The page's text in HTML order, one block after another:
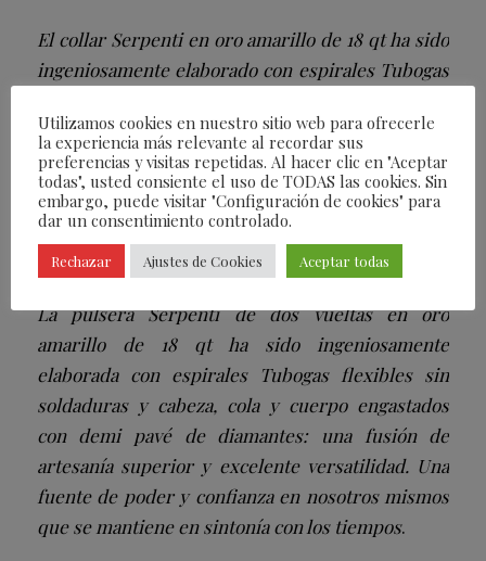
El collar Serpenti en oro amarillo de 18 qt ha sido
ingeniosamente elaborado con espirales Tubogas
engastados con pavé de diamantes: una fusión de
artesanía superior y excelente versatilidad. Una
fuente de poder y confianza en nosotros mismos
que se mantiene en sintonía con los tiempos.
La pulsera Serpenti de dos vueltas en oro
amarillo de 18 qt ha sido ingeniosamente
elaborada con espirales Tubogas flexibles sin
soldaduras y cabeza, cola y cuerpo engastados
con demi pavé de diamantes: una fusión de
artesanía superior y excelente versatilidad. Una
fuente de poder y confianza en nosotros mismos
que se mantiene en sintonía con los tiempos.
Utilizamos cookies en nuestro sitio web para ofrecerle
la experiencia más relevante al recordar sus
preferencias y visitas repetidas. Al hacer clic en "Aceptar
todas", usted consiente el uso de TODAS las cookies. Sin
embargo, puede visitar "Configuración de cookies" para
dar un consentimiento controlado.
Rechazar Ajustes de Cookies Aceptar todas